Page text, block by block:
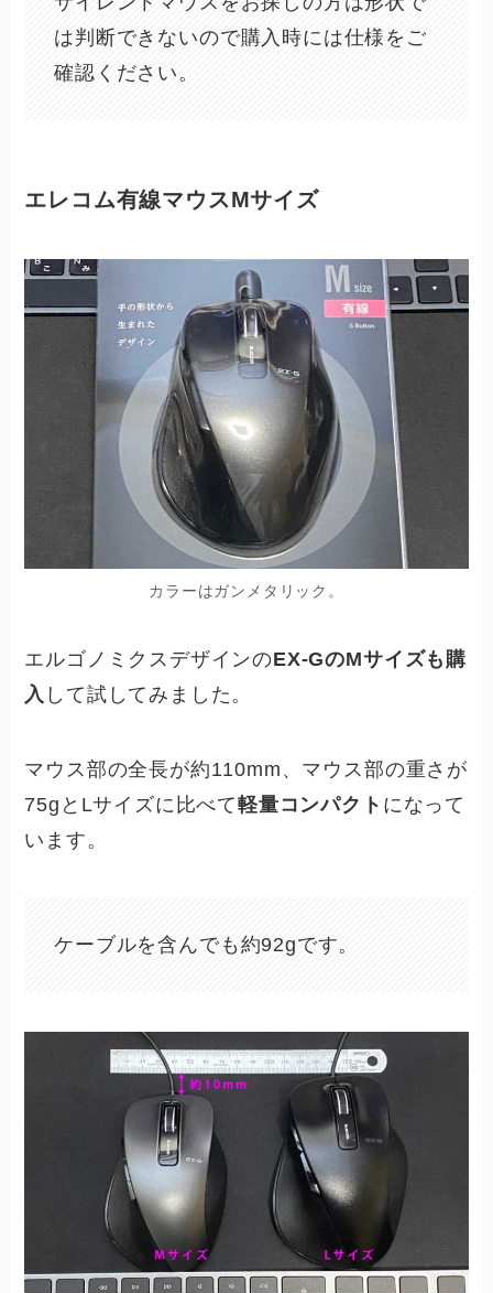
は判断できないので購入時には仕様をご
確認ください。
エレコム有線マウスMサイズ
カラーはガンメタリック。
エルゴノミクスデザインのEX-GのMサイズも購
入 して試してみました。
マウス部の全長が約110mm、マウス部の重さが
75gとLサイズに比べて軽量コンパクト になって
います。
ケーブルを含んでも約92gです。